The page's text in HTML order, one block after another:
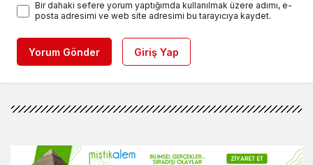
Bir dahaki sefere yorum yaptığımda kullanılmak üzere adımı, e-
posta adresimi ve web site adresimi bu tarayıcıya kaydet.
Yorum Gönder Giriş Yap